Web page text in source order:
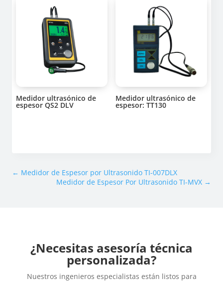
Medidor ultrasónico de
espesor QS2 DLV
Medidor ultrasónico de
espesor: TT130
← Medidor de Espesor por Ultrasonido TI-007DLX
Medidor de Espesor Por Ultrasonido TI-MVX→
¿Necesitas asesoría técnica
personalizada?
Nuestros ingenieros especialistas están listos para